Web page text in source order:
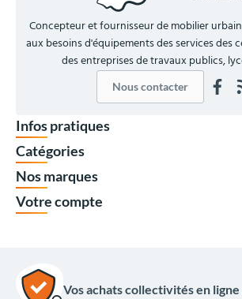
Concepteur et fournisseur de mobilier
aux besoins d'équipements des services des
des entreprises de travaux publics,
Nous contacter
Infos pratiques
Catégories
Nos marques
Votre compte
Vos achats collectivités en